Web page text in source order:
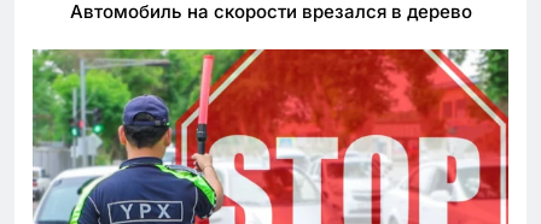
Автомобиль на скорости врезался в дерево